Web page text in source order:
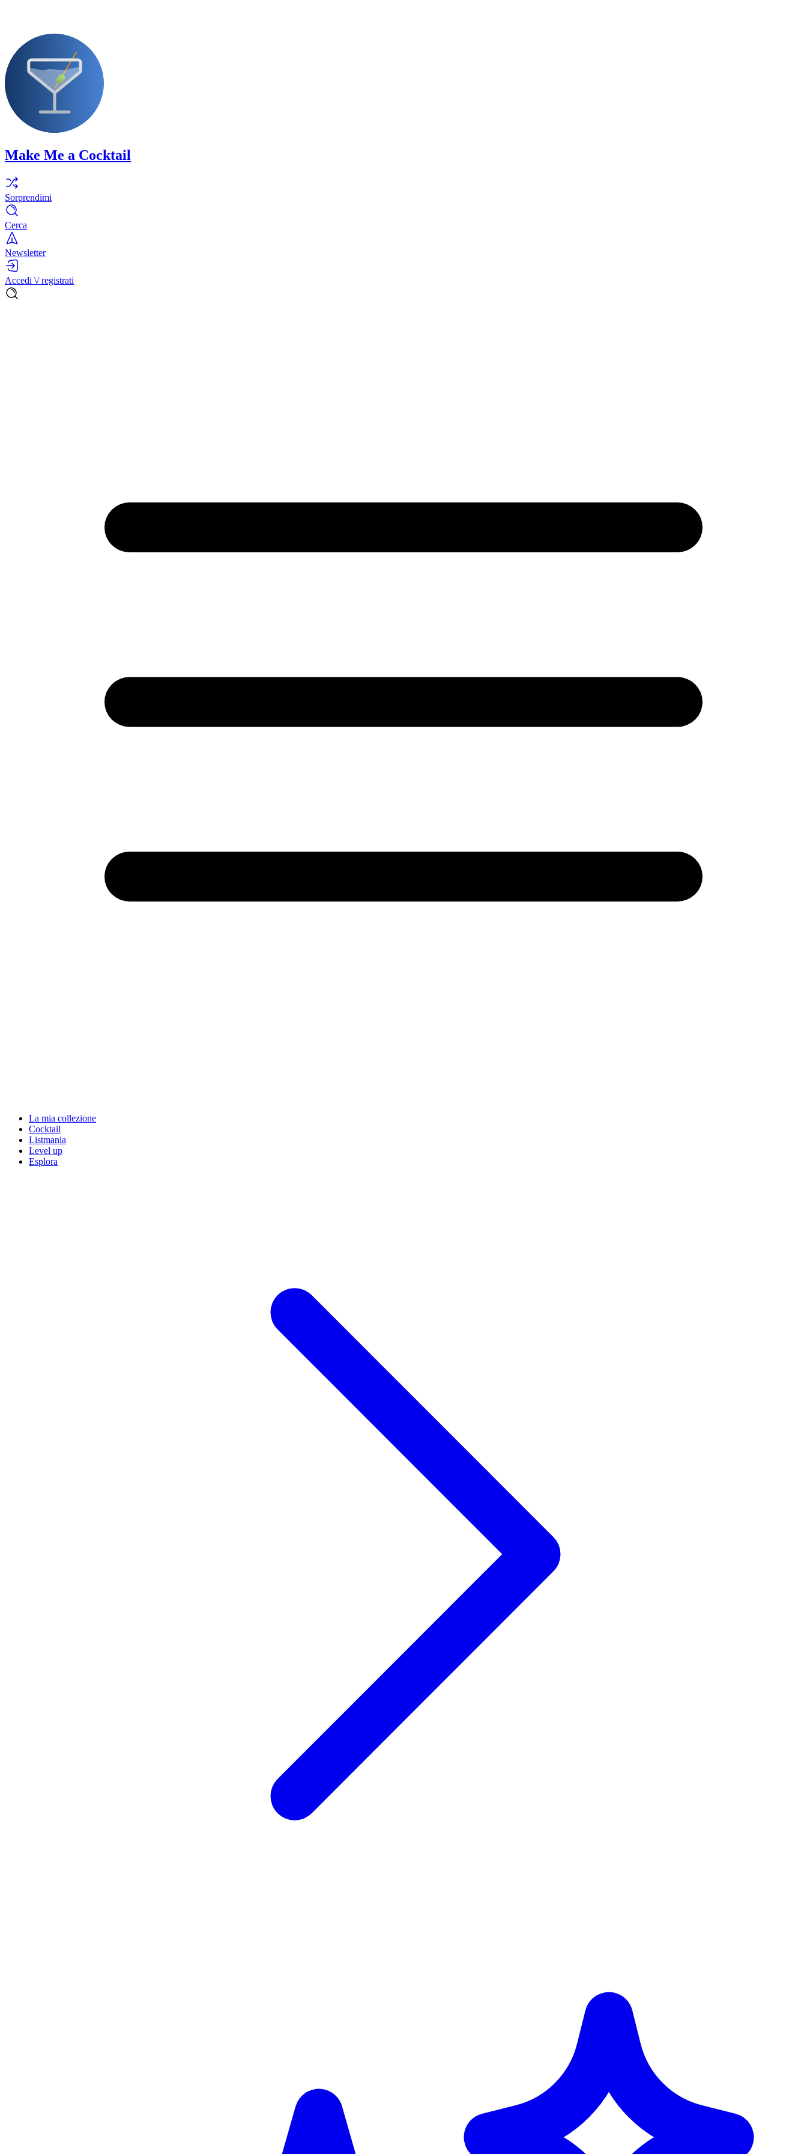
Make Me a Cocktail
Sorprendimi
Cerca
Newsletter
Accedi \/ registrati
La mia collezione
Cocktail
Listmania
Level up
Esplora